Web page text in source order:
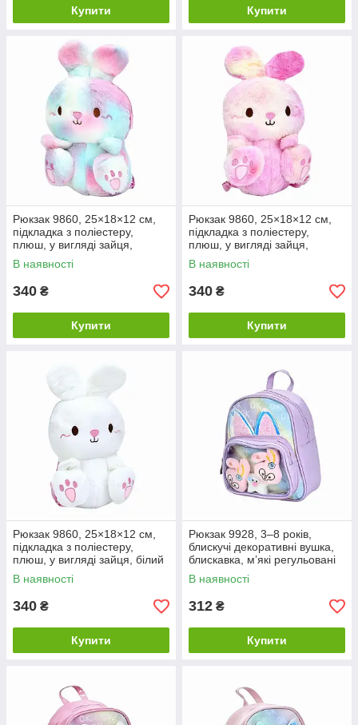
Купити Купити
Рюкзак 9860, 25×18×12 см,
підкладка з поліестеру,
плюш, у вигляді зайця,
різнокольоровий
В наявності
340 ₴
Купити
Рюкзак 9860, 25×18×12 см,
підкладка з поліестеру,
плюш, у вигляді зайця,
рожевий
В наявності
340 ₴
Купити
Рюкзак 9860, 25×18×12 см,
підкладка з поліестеру,
плюш, у вигляді зайця, білий
В наявності
340 ₴
Купити
Рюкзак 9928, 3–8 років,
блискучі декоративні вушка,
блискавка, м’які регульовані
лямки, 24×20×10 см,
фіолетовий
В наявності
312 ₴
Купити